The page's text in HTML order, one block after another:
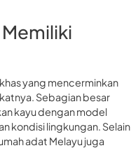
yang mencerminkan
Sebagian besar
kayu dengan model
kondisi lingkungan. Selain
adat Melayu juga